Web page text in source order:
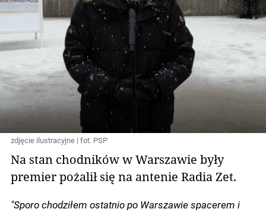
zdjęcie ilustracyjne | fot. PSP
Na stan chodników w Warszawie były
premier pożalił się na antenie Radia Zet.
"Sporo chodziłem ostatnio po Warszawie spacerem i